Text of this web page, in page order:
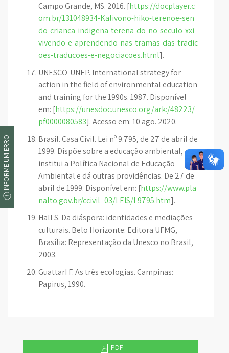
Campo Grande, MS. 2016. [https://docplayer.c
om.br/131048934-Kalivono-hiko-terenoe-sen
do-crianca-indigena-terena-do-no-seculo-xxi-
vivendo-e-aprendendo-nas-tramas-das-tradic
oes-traducoes-e-negociacoes.html].
UNESCO-UNEP. International strategy for
action in the field of environmental education
and training for the 1990s. 1987. Disponível
em: [https://unesdoc.unesco.org/ark:/48223/
pf0000080583]. Acesso em: 10 ago. 2020.
Brasil. Casa Civil. Lei nº 9.795, de 27 de abril de
1999. Dispõe sobre a educação ambiental,
institui a Política Nacional de Educação
Ambiental e dá outras providências. De 27 de
abril de 1999. Disponível em: [https://www.pla
nalto.gov.br/ccivil_03/LEIS/L9795.htm].
Hall S. Da diáspora: identidades e mediações
culturais. Belo Horizonte: Editora UFMG,
Brasília: Representação da Unesco no Brasil,
2003.
GuattarI F. As três ecologias. Campinas:
Papirus, 1990.
PDF
INFORME UM ERRO